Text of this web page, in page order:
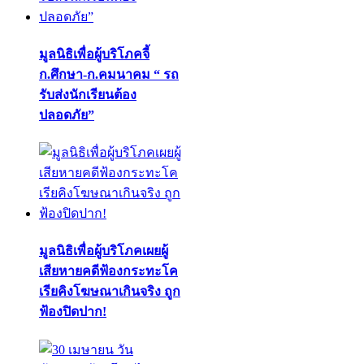
มูลนิธิเพื่อผู้บริโภคจี้
ก.ศึกษา-ก.คมนาคม “ รถ
รับส่งนักเรียนต้อง
ปลอดภัย”
มูลนิธิเพื่อผู้บริโภคเผยผู้
เสียหายคดีฟ้องกระทะโค
เรียคิงโฆษณาเกินจริง ถูก
ฟ้องปิดปาก!